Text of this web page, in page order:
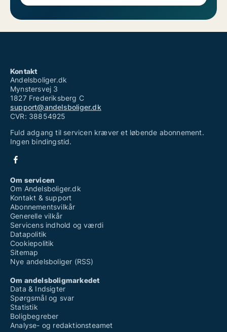
Kontakt
Andelsboliger.dk
Mynstersvej 3
1827 Frederiksberg C
support@andelsboliger.dk
CVR: 38854925
Fuld adgang til servicen kræver et løbende abonnement.
Ingen bindingstid.
Om servicen
Om Andelsboliger.dk
Kontakt & support
Abonnementsvilkår
Generelle vilkår
Servicens indhold og værdi
Datapolitik
Cookiepolitik
Sitemap
Nye andelsboliger (RSS)
Om andelsboligmarkedet
Data & Indsigter
Spørgsmål og svar
Statistik
Boligbegreber
Analyse- og redaktionsteamet